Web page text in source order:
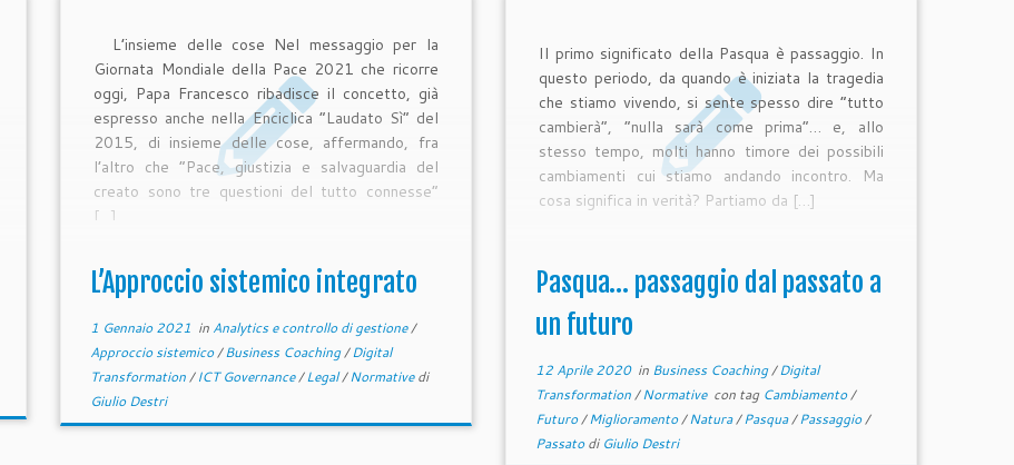
L’insieme delle cose Nel messaggio per la
Giornata Mondiale della Pace 2021 che ricorre
oggi, Papa Francesco ribadisce il concetto, già
espresso anche nella Enciclica “Laudato Sì” del
2015, di insieme delle cose, affermando, fra
l’altro che “Pace, giustizia e salvaguardia del
creato sono tre questioni del tutto connesse”
[…]
L’Approccio sistemico integrato
1 Gennaio 2021 in Analytics e controllo di gestione/
Approccio sistemico/Business Coaching/Digital
Transformation/ICT Governance/Legal/Normativedi
Giulio Destri
Il primo significato della Pasqua è passaggio. In
questo periodo, da quando è iniziata la tragedia
che stiamo vivendo, si sente spesso dire “tutto
cambierà”, “nulla sarà come prima”… e, allo
stesso tempo, molti hanno timore dei possibili
cambiamenti cui stiamo andando incontro. Ma
cosa significa in verità? Partiamo da […]
Pasqua… passaggio dal passato a
un futuro
12 Aprile 2020in Business Coaching/Digital
Transformation/Normative con tag Cambiamento/
Futuro/Miglioramento/Natura/Pasqua/Passaggio/
Passatodi Giulio Destri